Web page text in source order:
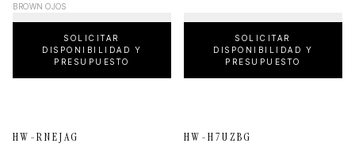
BROWN OJOS
SOLICITAR
DISPONIBILIDAD Y
PRESUPUESTO
SOLICITAR
DISPONIBILIDAD Y
PRESUPUESTO
HW-RNEJAG HW-H7UZBG